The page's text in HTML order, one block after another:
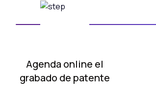
Agenda online el
grabado de patente